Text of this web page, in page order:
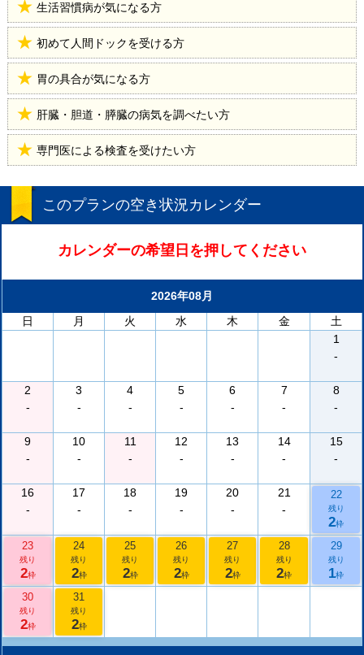
生活習慣病が気になる方
初めて人間ドックを受ける方
胃の具合が気になる方
肝臓・胆道・膵臓の病気を調べたい方
専門医による検査を受けたい方
このプランの空き状況カレンダー
カレンダーの希望日を押してください
2026年08月
日
月 火 水 木 金
土
1
-
2
-
3
-
4
-
5
-
6
-
7
-
8
-
9
-
10
-
11
-
12
-
13
-
14
-
15
-
16
-
17
-
18
-
19
-
20
-
21
-
22
残り
2枠
23
残り
2枠
24
残り
2枠
25
残り
2枠
26
残り
2枠
27
残り
2枠
28
残り
2枠
29
残り
1枠
30
残り
2枠
31
残り
2枠